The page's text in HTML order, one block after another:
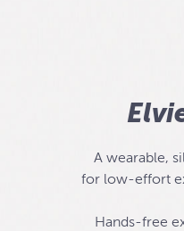
A wearable,
for low-effort
Hands-free